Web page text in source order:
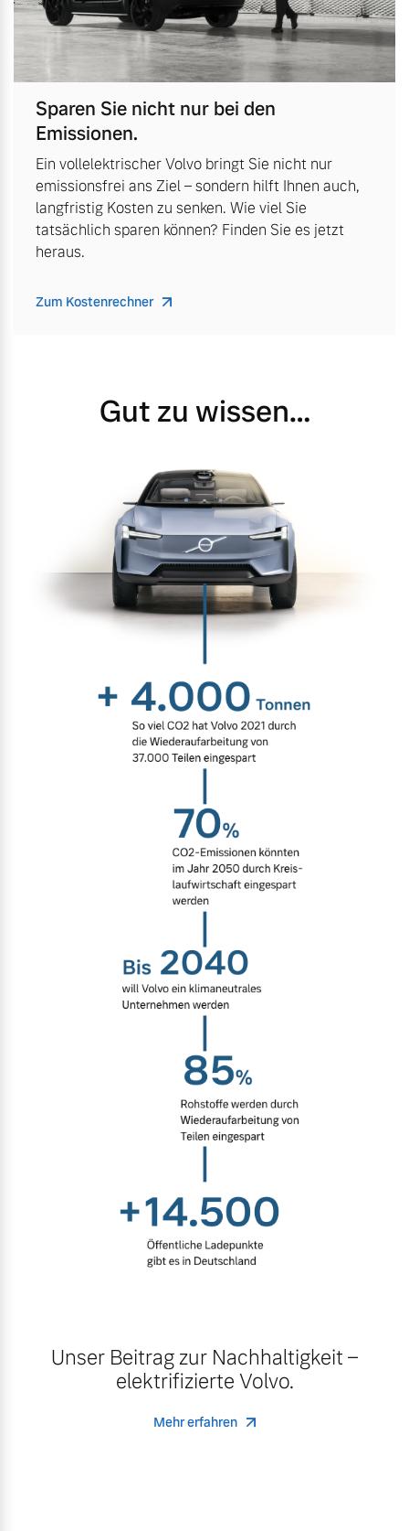
Sparen Sie nicht nur bei den
Emissionen.
Ein vollelektrischer Volvo bringt Sie nicht nur
emissionsfrei ans Ziel – sondern hilft Ihnen auch,
langfristig Kosten zu senken. Wie viel Sie
tatsächlich sparen können? Finden Sie es jetzt
heraus.
Zum Kostenrechner
Gut zu wissen…
Unser Beitrag zur Nachhaltigkeit –
elektrifizierte Volvo.
Mehr erfahren